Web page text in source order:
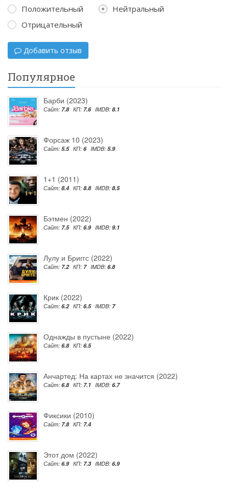
Положительный
Нейтральный
Отрицательный
Добавить отзыв
Популярное
Барби (2023)
Сайт: 7.8 КП: 7.6 IMDB: 8.1
Форсаж 10 (2023)
Сайт: 5.5 КП: 6 IMDB: 5.9
1+1 (2011)
Сайт: 8.4 КП: 8.8 IMDB: 8.5
Бэтмен (2022)
Сайт: 7.5 КП: 6.9 IMDB: 9.1
Лулу и Бриггс (2022)
Сайт: 7.2 КП: 7 IMDB: 6.8
Крик (2022)
Сайт: 6.2 КП: 6.5 IMDB: 7
Однажды в пустыне (2022)
Сайт: 6.8 КП: 6.5
Анчартед: На картах не значится (2022)
Сайт: 6.8 КП: 7.1 IMDB: 6.7
Фиксики (2010)
Сайт: 7.8 КП: 7.4
Этот дом (2022)
Сайт: 6.9 КП: 7.3 IMDB: 6.9